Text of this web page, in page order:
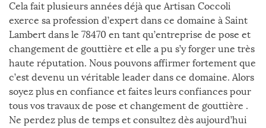
Cela fait plusieurs années déjà que Artisan Coccoli
exerce sa profession d’expert dans ce domaine à Saint
Lambert dans le 78470 en tant qu’entreprise de pose et
changement de gouttière et elle a pu s’y forger une très
haute réputation. Nous pouvons affirmer fortement que
c’est devenu un véritable leader dans ce domaine. Alors
soyez plus en confiance et faites leurs confiances pour
tous vos travaux de pose et changement de gouttière .
Ne perdez plus de temps et consultez dès aujourd’hui